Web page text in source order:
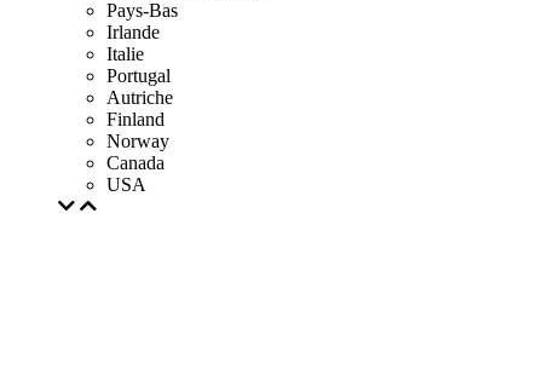
Pays-Bas
Irlande
Italie
Portugal
Autriche
Finland
Norway
Canada
USA